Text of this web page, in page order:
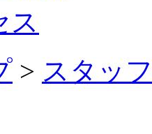
ス
> スタッ